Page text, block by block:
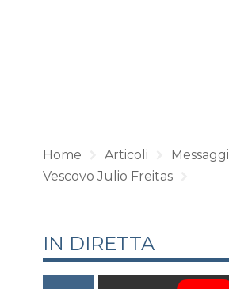
Home Articoli
Messaggi
Vescovo Julio Freitas
IN DIRETTA